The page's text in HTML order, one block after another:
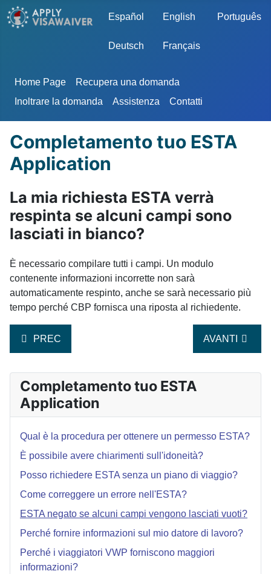
Seleziona la tua lingua
Español English Português
Deutsch Français
Home Page
Recupera una domanda
Inoltrare la domanda
Assistenza Contatti
Completamento tuo ESTA
Application
La mia richiesta ESTA verrà
respinta se alcuni campi sono
lasciati in bianco?
È necessario compilare tutti i campi. Un modulo
contenente informazioni incorrette non sarà
automaticamente respinto, anche se sarà necessario più
tempo perché CBP fornisca una riposta al richiedente.
ARTICOLO PRECEDENTE: COME DEVO FARE PER
PREC ARTICOLO
AVANTI
Completamento tuo ESTA
Application
Qual è la procedura per ottenere un permesso ESTA?
È possibile avere chiarimenti sull'idoneità?
Posso richiedere ESTA senza un piano di viaggio?
Come correggere un errore nell'ESTA?
ESTA negato se alcuni campi vengono lasciati vuoti?
Perché fornire informazioni sul mio datore di lavoro?
Perché i viaggiatori VWP forniscono maggiori
informazioni?